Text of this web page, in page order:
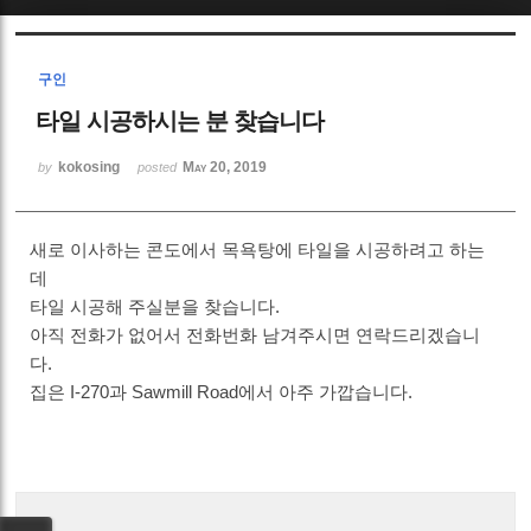
구인
타일 시공하시는 분 찾습니다
by kokosing posted May 20, 2019
새로 이사하는 콘도에서 목욕탕에 타일을 시공하려고 하는
데
타일 시공해 주실분을 찾습니다.
아직 전화가 없어서 전화번화 남겨주시면 연락드리겠습니
다.
집은 I-270과 Sawmill Road에서 아주 가깝습니다.
Sketchbook5, 스케치북5
Sketchbook5, 스케치북5